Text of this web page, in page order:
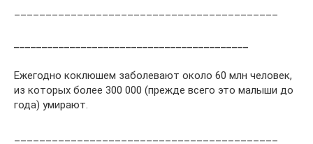
Ежегодно коклюшем заболевают около 60 млн человек,
из которых более 300 000 (прежде всего это малыши до
года) умирают.